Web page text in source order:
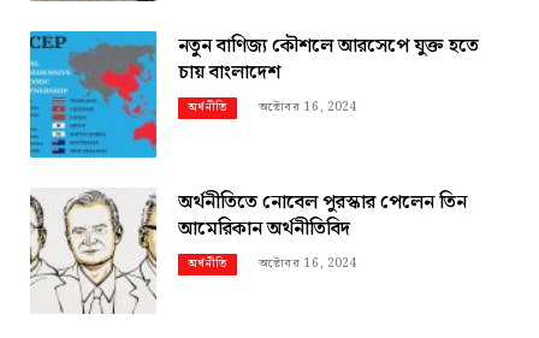
নতুন বাণিজ্য কৌশলে আরসেপে যুক্ত হতে
চায় বাংলাদেশ
অর্থনীতি অক্টোবর 16, 2024
অর্থনীতিতে নোবেল পুরস্কার পেলেন তিন
আমেরিকান অর্থনীতিবিদ
অর্থনীতি অক্টোবর 16, 2024